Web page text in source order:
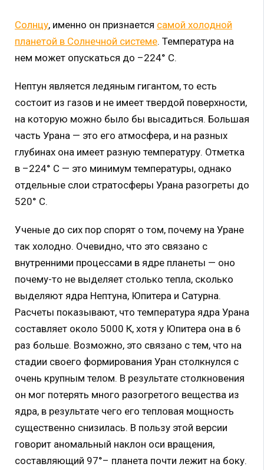
Солнцу, именно он признается самой холодной
планетой в Солнечной системе. Температура на
нем может опускаться до –224° С.
Нептун является ледяным гигантом, то есть
состоит из газов и не имеет твердой поверхности,
на которую можно было бы высадиться. Большая
часть Урана — это его атмосфера, и на разных
глубинах она имеет разную температуру. Отметка
в –224° С — это минимум температуры, однако
отдельные слои стратосферы Урана разогреты до
520° С.
Ученые до сих пор спорят о том, почему на Уране
так холодно. Очевидно, что это связано с
внутренними процессами в ядре планеты — оно
почему-то не выделяет столько тепла, сколько
выделяют ядра Нептуна, Юпитера и Сатурна.
Расчеты показывают, что температура ядра Урана
составляет около 5000 К, хотя у Юпитера она в 6
раз больше. Возможно, это связано с тем, что на
стадии своего формирования Уран столкнулся с
очень крупным телом. В результате столкновения
он мог потерять много разогретого вещества из
ядра, в результате чего его тепловая мощность
существенно снизилась. В пользу этой версии
говорит аномальный наклон оси вращения,
составляющий 97°– планета почти лежит на боку.